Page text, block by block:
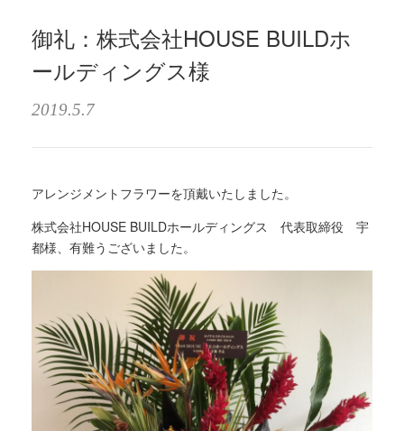
御礼：株式会社HOUSE BUILDホ
ールディングス様
2019.5.7
アレンジメントフラワーを頂戴いたしました。
株式会社HOUSE BUILDホールディングス 代表取締役 宇
都様、有難うございました。